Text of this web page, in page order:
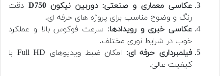
عکاسی معماری و صنعتی:دوربین نیکون D750
دقت
رنگ و وضوح مناسب برای پروژه های حرفه ای.
عکاسی خبری و رویدادها: سرعت فوکوس بالا و عملکرد
خوب در شرایط نوری مختلف.
فیلمبرداری حرفه ای
: امکان ضبط ویدیوهای Full HD با
کیفیت عالی.